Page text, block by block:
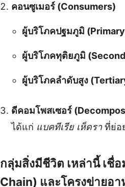
คอนซูเมอร์ (Consumers)
ผู้บริโภคปฐมภูมิ
ผู้บริโภคทุติยภูมิ
ผู้บริโภคลำดับสูง
ดีคอมโพสเซอร์
ได้แก่ แบคทีเรีย เห็ดราที่ย่อ
กลุ่มสิ่งมีชีวิต เหล่านี้เชื่
Chain) และโครงข่ายอา